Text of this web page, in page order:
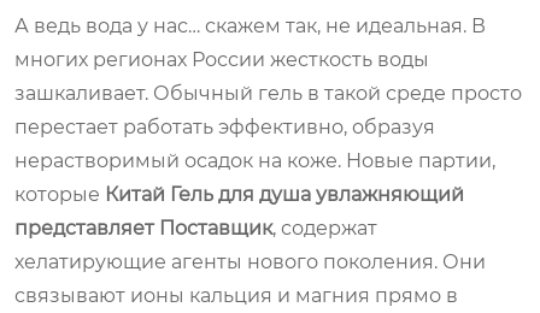
А ведь вода у нас… скажем так, не идеальная. В
многих регионах России жесткость воды
зашкаливает. Обычный гель в такой среде просто
перестает работать эффективно, образуя
нерастворимый осадок на коже. Новые партии,
которые Китай Гель для душа увлажняющий
представляет Поставщик, содержат
хелатирующие агенты нового поколения. Они
связывают ионы кальция и магния прямо в